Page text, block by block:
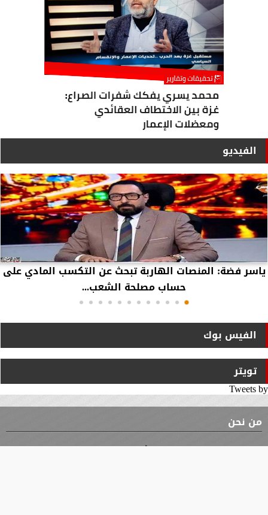
الفيديو
ياسر فضة: المنصات الهاربة تبحث عن التكسب المادي على
حساب مصلحة الشعب...
الفيس بوك
تويتر
Tweets by
من نحن